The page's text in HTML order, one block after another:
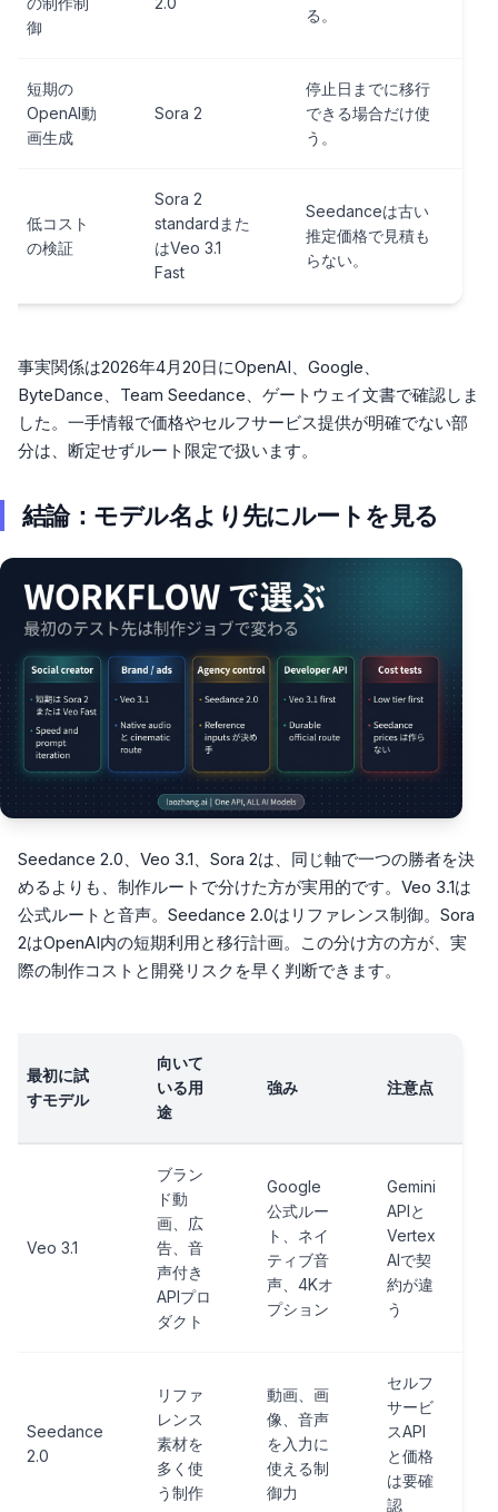
御
る。
短期の
OpenAI動
画生成
Sora 2
停止日までに移行
できる場合だけ使
う。
低コスト
の検証
Sora 2
standardまた
はVeo 3.1
Fast
Seedanceは古い
推定価格で見積も
らない。
事実関係は2026年4月20日にOpenAI、Google、
ByteDance、Team Seedance、ゲートウェイ文書で確認しま
した。一手情報で価格やセルフサービス提供が明確でない部
分は、断定せずルート限定で扱います。
結論：モデル名より先にルートを見る
Seedance 2.0、Veo 3.1、Sora 2は、同じ軸で一つの勝者を決
めるよりも、制作ルートで分けた方が実用的です。Veo 3.1は
公式ルートと音声。Seedance 2.0はリファレンス制御。Sora
2はOpenAI内の短期利用と移行計画。この分け方の方が、実
際の制作コストと開発リスクを早く判断できます。
最初に試
すモデル
向いて
いる用
途
強み 注意点
Veo 3.1
ブラン
ド動
画、広
告、音
声付き
APIプロ
ダクト
Google
公式ルー
ト、ネイ
ティブ音
声、4Kオ
プション
Gemini
APIと
Vertex
AIで契
約が違
う
Seedance
2.0
リファ
レンス
素材を
多く使
う制作
動画、画
像、音声
を入力に
使える制
御力
セルフ
サービ
スAPI
と価格
は要確
認